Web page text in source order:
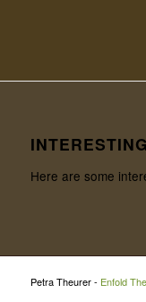
Here are some
Petra Theurer - Enfold